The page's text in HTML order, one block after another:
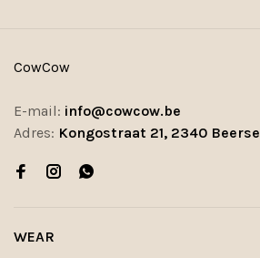
CowCow
E-mail: info@cowcow.be
Adres: Kongostraat 21, 2340 Beerse
WEAR